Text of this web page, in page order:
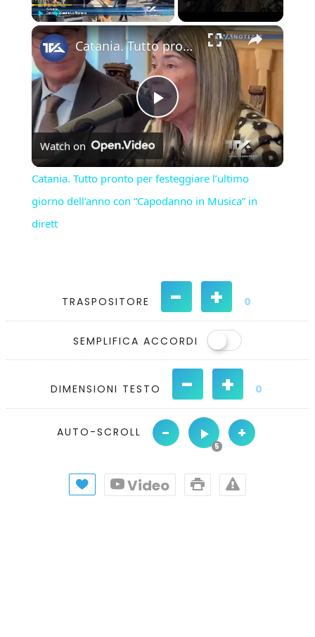
Unmute Fullscreen ×
Play
Video
Catania. Tutto pronto per festeggiare l’ultimo giorno dell’anno con “Capodanno in Musica” in dirett
Watch on
Catania. Tutto pronto per festeggiare l’ultimo
giorno dell’anno con “Capodanno in Musica” in
dirett
TRASPOSITORE - + 0
SEMPLIFICA ACCORDI
DIMENSIONI TESTO - + 0
AUTO-SCROLL - +
Video